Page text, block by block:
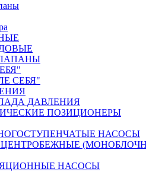
СЕБЯ"
ДАВЛЕНИЯ
ПОЗИЦИОНЕРЫ
НАСОСЫ
НАСОСЫ